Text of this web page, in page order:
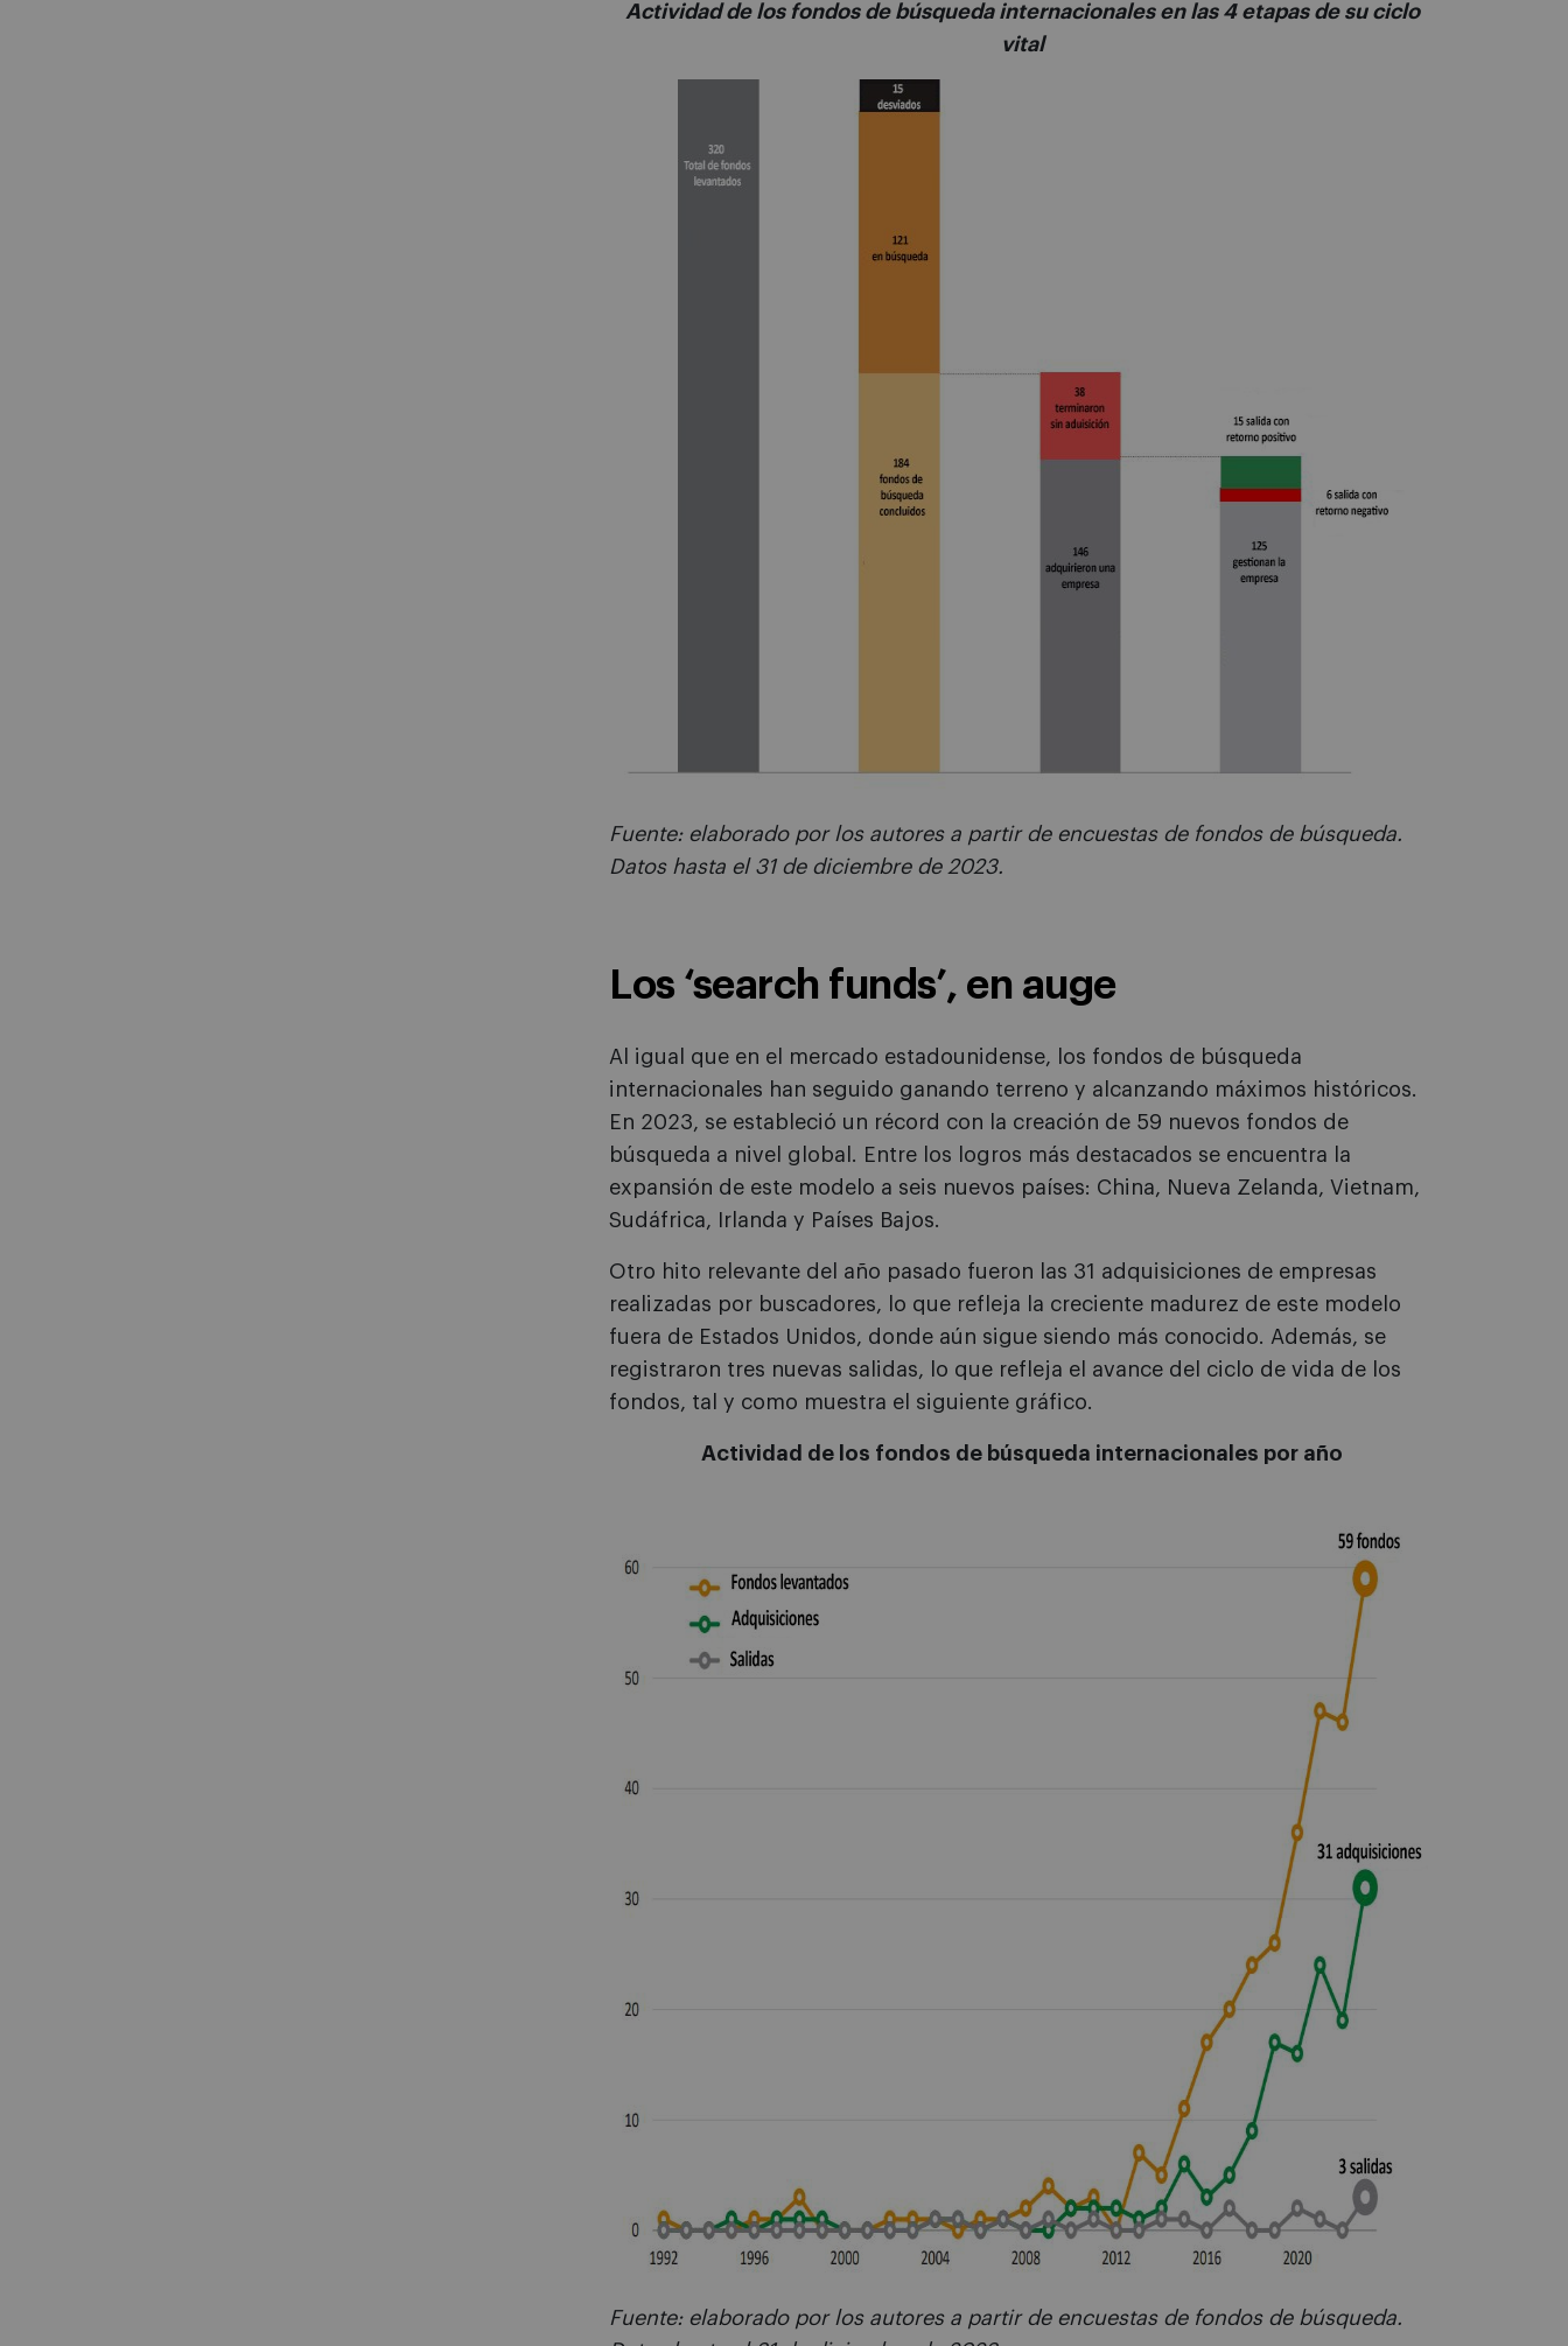
Actividad de los fondos de búsqueda internacionales en las 4 etapas de su ciclo
vital
Fuente: elaborado por los autores a partir de encuestas de fondos de búsqueda.
Datos hasta el 31 de diciembre de 2023.
Los ‘search funds’, en auge
Al igual que en el mercado estadounidense, los fondos de búsqueda
internacionales han seguido ganando terreno y alcanzando máximos históricos.
En 2023, se estableció un récord con la creación de 59 nuevos fondos de
búsqueda a nivel global. Entre los logros más destacados se encuentra la
expansión de este modelo a seis nuevos países: China, Nueva Zelanda, Vietnam,
Sudáfrica, Irlanda y Países Bajos.
Otro hito relevante del año pasado fueron las 31 adquisiciones de empresas
realizadas por buscadores, lo que refleja la creciente madurez de este modelo
fuera de Estados Unidos, donde aún sigue siendo más conocido. Además, se
registraron tres nuevas salidas, lo que refleja el avance del ciclo de vida de los
fondos, tal y como muestra el siguiente gráfico.
Actividad de los fondos de búsqueda internacionales por año
Fuente: elaborado por los autores a partir de encuestas de fondos de búsqueda.